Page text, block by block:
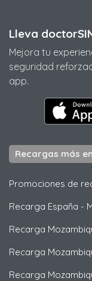
Lleva
Mejora tu
seguridad
app.
Recargas más
Promociones de
Recarga España -
Recarga
Recarga
Recarga